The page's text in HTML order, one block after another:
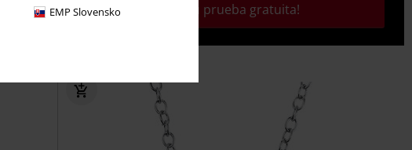
EMP Slovensko ¡Activa tu prueba gratuita!